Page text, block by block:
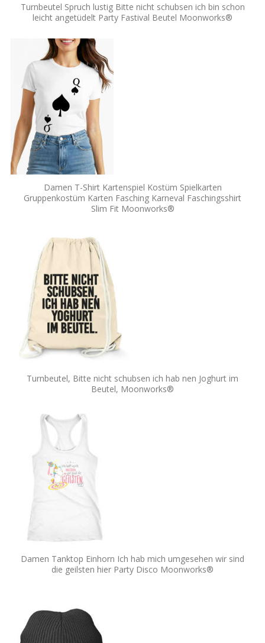
Turnbeutel Spruch lustig Bitte nicht schubsen ich bin schon
leicht angetüdelt Party Fastival Beutel Moonworks®
Damen T-Shirt Kartenspiel Kostüm Spielkarten
Gruppenkostüm Karten Fasching Karneval Faschingsshirt
Slim Fit Moonworks®
Turnbeutel, Bitte nicht schubsen ich hab nen Joghurt im
Beutel, Moonworks®
Damen Tanktop Einhorn Ich hab mich umgesehen wir sind
die geilsten hier Party Disco Moonworks®